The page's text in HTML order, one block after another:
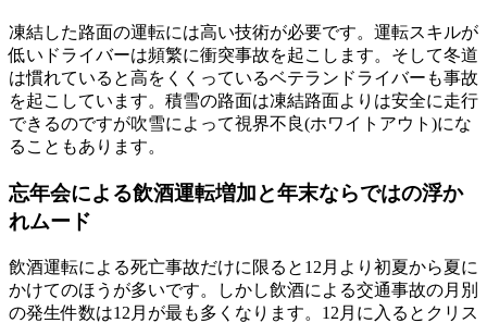
凍結した路面の運転には高い技術が必要です。運転スキルが
低いドライバーは頻繁に衝突事故を起こします。そして冬道
は慣れていると高をくくっているベテランドライバーも事故
を起こしています。積雪の路面は凍結路面よりは安全に走行
できるのですが吹雪によって視界不良(ホワイトアウト)にな
ることもあります。
忘年会による飲酒運転増加と年末ならではの浮か
れムード
飲酒運転による死亡事故だけに限ると12月より初夏から夏に
かけてのほうが多いです。しかし飲酒による交通事故の月別
の発生件数は12月が最も多くなります。12月に入るとクリス